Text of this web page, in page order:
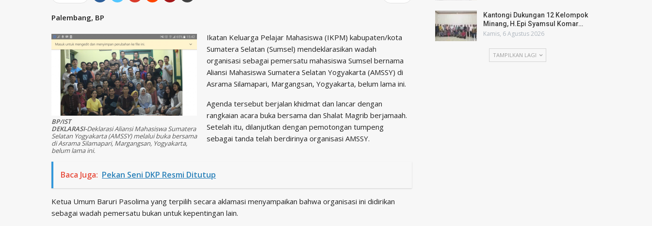
Palembang, BP
BP/IST
DEKLARASI-Deklarasi Aliansi Mahasiswa Sumatera
Selatan Yogyakarta (AMSSY) melalui buka bersama
di Asrama Silamapari, Margangsan, Yogyakarta,
belum lama ini.
Ikatan Keluarga Pelajar Mahasiswa (IKPM) kabupaten/kota
Sumatera Selatan (Sumsel) mendeklarasikan wadah
organisasi sebagai pemersatu mahasiswa Sumsel bernama
Aliansi Mahasiswa Sumatera Selatan Yogyakarta (AMSSY) di
Asrama Silamapari, Margangsan, Yogyakarta, belum lama ini.
Agenda tersebut berjalan khidmat dan lancar dengan
rangkaian acara buka bersama dan Shalat Magrib berjamaah.
Setelah itu, dilanjutkan dengan pemotongan tumpeng
sebagai tanda telah berdirinya organisasi AMSSY.
Baca Juga: Pekan Seni DKP Resmi Ditutup
Ketua Umum Baruri Pasolima yang terpilih secara aklamasi menyampaikan bahwa organisasi ini didirikan
sebagai wadah pemersatu bukan untuk kepentingan lain.
Kantongi Dukungan 12 Kelompok
Minang, H.Epi Syamsul Komar…
Kamis, 6 Agustus 2026
TAMPILKAN LAGI